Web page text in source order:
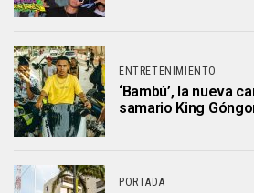
ENTRETENIMIENTO
‘Bambú’, la nueva
samario King
PORTADA